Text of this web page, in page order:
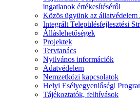
ingatlanok értékesítéséről
Közös ügyünk az állatvédelem
Integrált Településfejlesztési
Álláslehetőségek
Projektek
Tervtanács
Nyilvános információk
Adatvédelem
Nemzetközi kapcsolatok
Helyi Esélyegyenlőségi
Tájékoztatók, felhívások